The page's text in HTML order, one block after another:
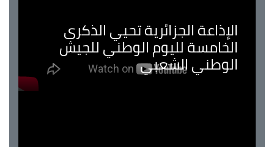
الإذاعة الجزائرية تحيي الذكرى
الخامسة لليوم الوطني للجيش
الوطني الشعبي